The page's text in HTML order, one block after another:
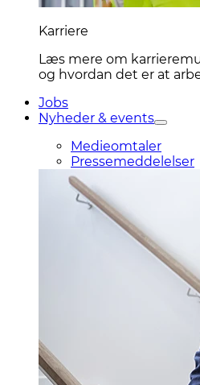
Karriere
Læs mere om
og hvordan det er at
Jobs
Nyheder & events
Medieomtaler
Pressemeddelelser